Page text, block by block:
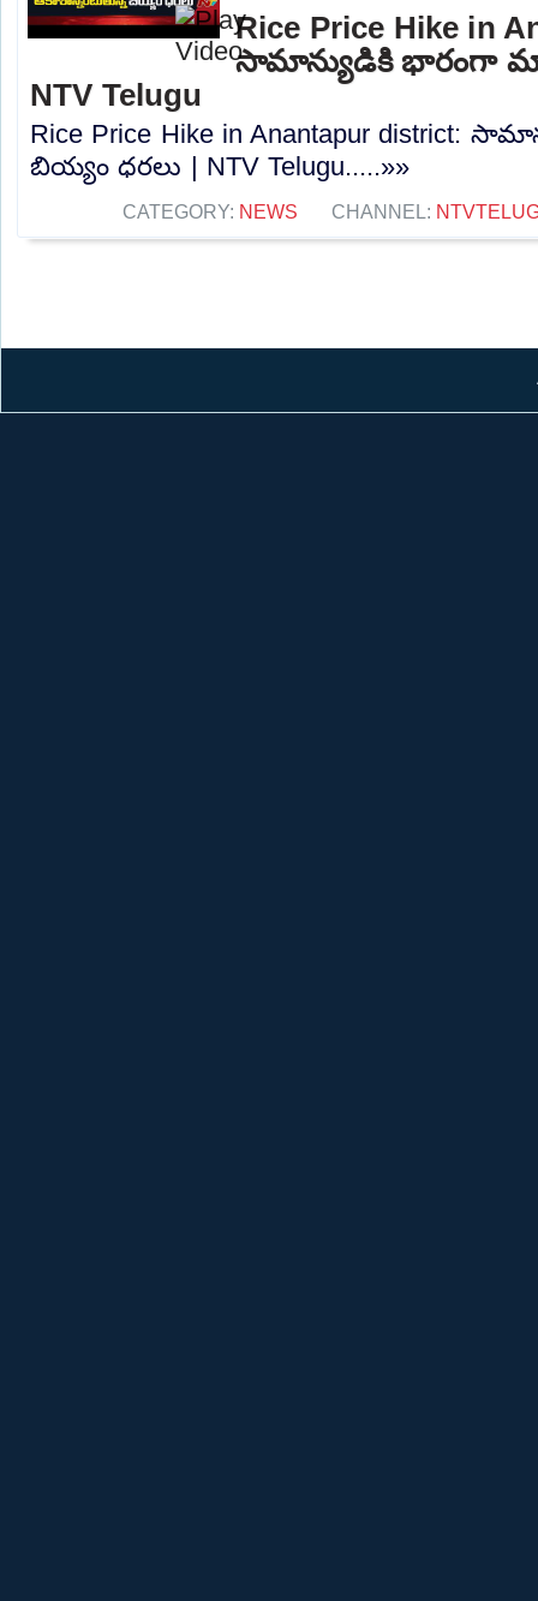
Rice Price Hike in
సామాన్యుడికి భారంగా
NTV Telugu
Rice Price Hike in Anantapur district:
బియ్యం ధరలు | NTV Telugu.....»»
CATEGORY: NEWS CHANNEL: